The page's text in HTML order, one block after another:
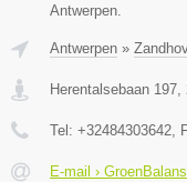
Antwerpen.
Antwerpen »
Herentalsebaan 197,
Tel: +32484303642,
E-mail › GroenBalans